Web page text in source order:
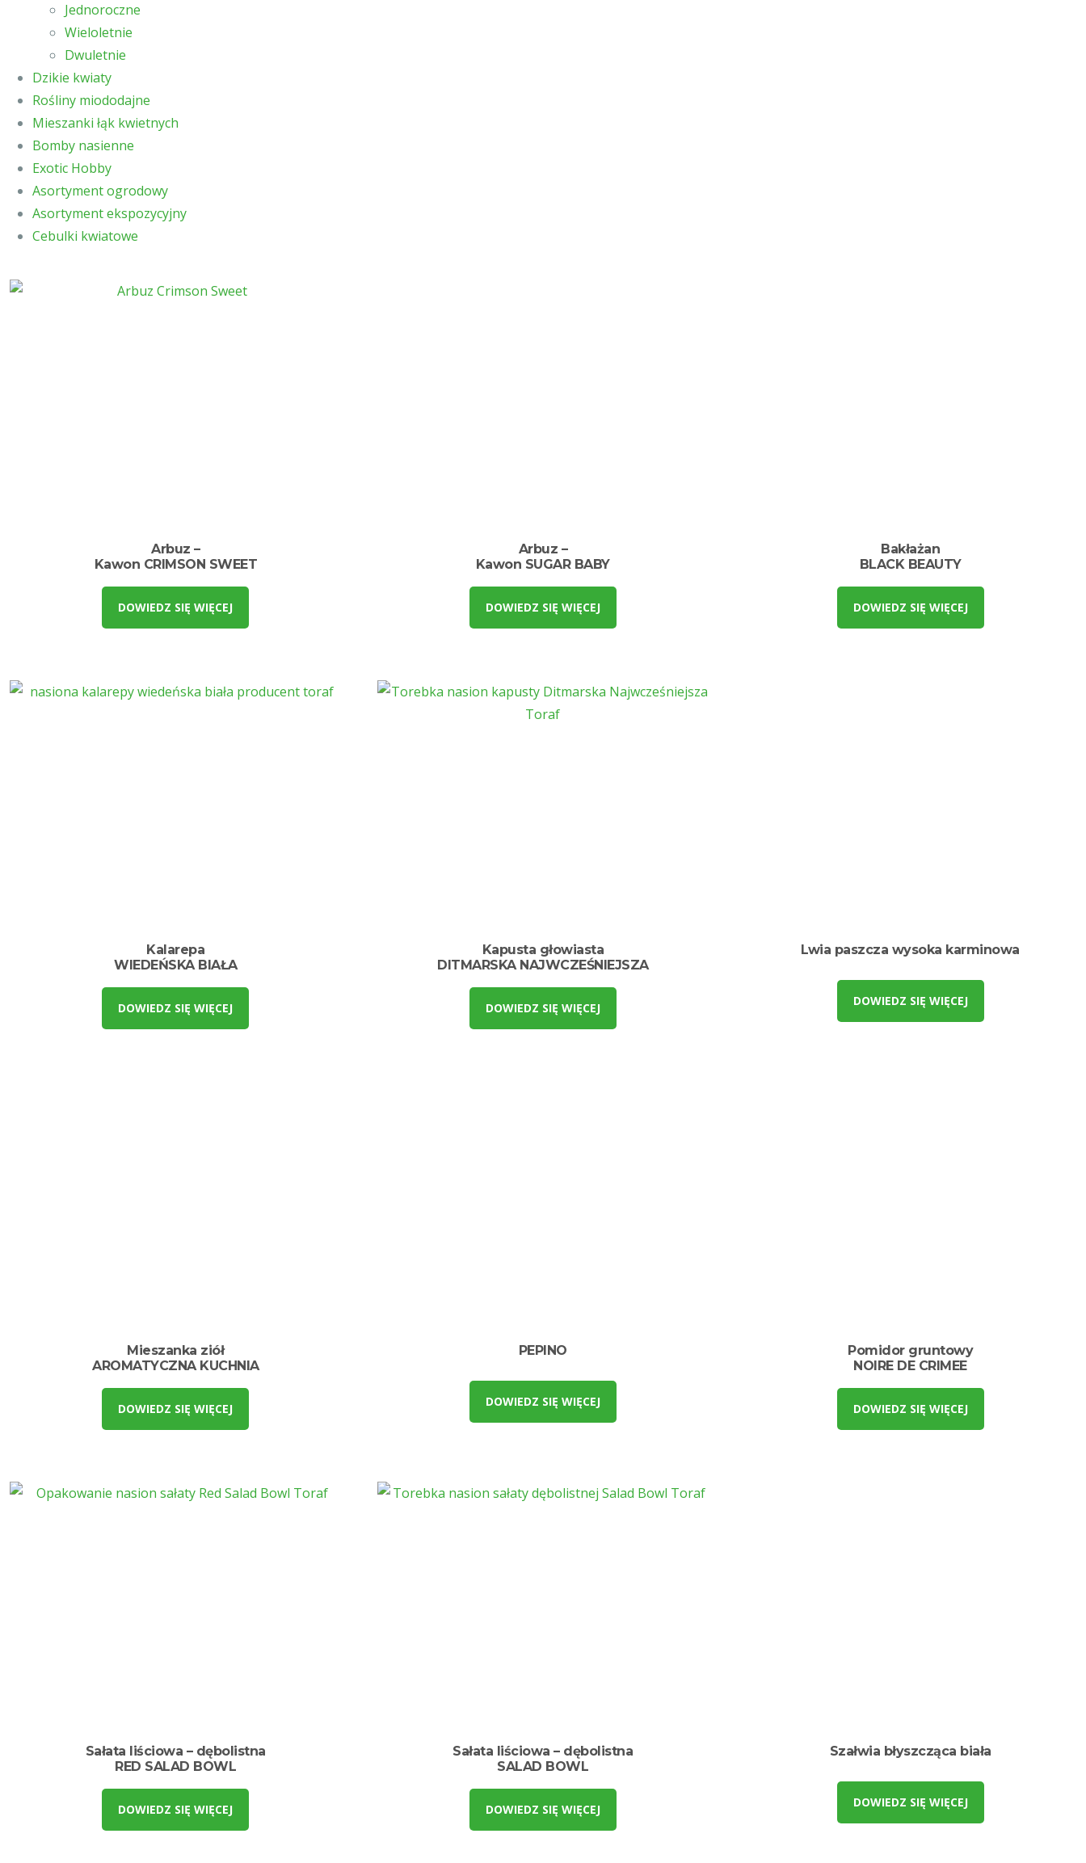
Jednoroczne
Wieloletnie
Dwuletnie
Dzikie kwiaty
Rośliny miododajne
Mieszanki łąk kwietnych
Bomby nasienne
Exotic Hobby
Asortyment ogrodowy
Asortyment ekspozycyjny
Cebulki kwiatowe
Arbuz –
Kawon CRIMSON SWEET
DOWIEDZ SIĘ WIĘCEJ
Arbuz –
Kawon SUGAR BABY
DOWIEDZ SIĘ WIĘCEJ
Bakłażan
BLACK BEAUTY
DOWIEDZ SIĘ WIĘCEJ
Kalarepa
WIEDEŃSKA BIAŁA
DOWIEDZ SIĘ WIĘCEJ
Kapusta głowiasta
DITMARSKA NAJWCZEŚNIEJSZA
DOWIEDZ SIĘ WIĘCEJ
Lwia paszcza wysoka karminowa
DOWIEDZ SIĘ WIĘCEJ
Mieszanka ziół
AROMATYCZNA KUCHNIA
DOWIEDZ SIĘ WIĘCEJ
PEPINO
DOWIEDZ SIĘ WIĘCEJ
Pomidor gruntowy
NOIRE DE CRIMEE
DOWIEDZ SIĘ WIĘCEJ
Sałata liściowa – dębolistna
RED SALAD BOWL
DOWIEDZ SIĘ WIĘCEJ
Sałata liściowa – dębolistna
SALAD BOWL
DOWIEDZ SIĘ WIĘCEJ
Szałwia błyszcząca biała
DOWIEDZ SIĘ WIĘCEJ